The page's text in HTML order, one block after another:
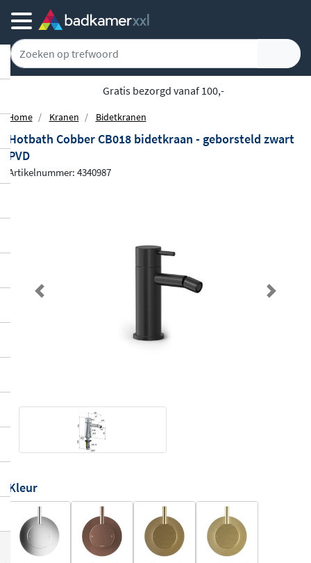
Gratis bezorgd vanaf 100,-
Home Kranen Bidetkranen
Hotbath Cobber CB018 bidetkraan - geborsteld zwart
PVD
Artikelnummer: 4340987
Previous Next
Kleur